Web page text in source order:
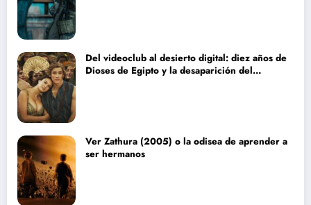
Del videoclub al desierto digital: diez años de
Dioses de Egipto y la desaparición del
Ver Zathura (2005) o la odisea de aprender a
ser hermanos